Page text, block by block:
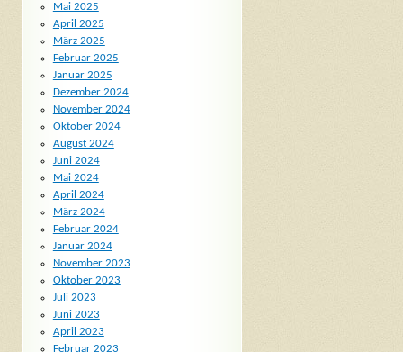
Mai 2025
April 2025
März 2025
Februar 2025
Januar 2025
Dezember 2024
November 2024
Oktober 2024
August 2024
Juni 2024
Mai 2024
April 2024
März 2024
Februar 2024
Januar 2024
November 2023
Oktober 2023
Juli 2023
Juni 2023
April 2023
Februar 2023